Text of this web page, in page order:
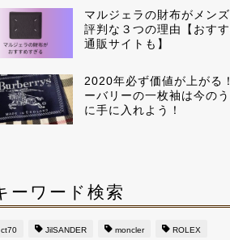
マルジェラの財布がメン
評判な３つの理由【おす
通販サイトも】
2020年必ず価値が上がる
ーバリーの一枚袖は今の
に手に入れよう！
キーワード検索
ct70 JilSANDER moncler ROLEX